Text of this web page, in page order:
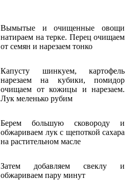
Вымытые и очищенные овощи
натираем на терке. Перец очищаем
от семян и нарезаем тонко
Капусту шинкуем, картофель
нарезаем на кубики, помидор
очищаем от кожицы и нарезаем.
Лук меленько рубим
Берем большую сковороду и
обжариваем лук с щепоткой сахара
на растительном масле
Затем добавляем свеклу и
обжариваем пару минут